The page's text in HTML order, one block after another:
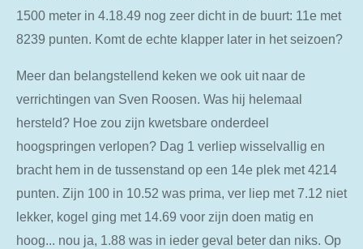
1500 meter in 4.18.49 nog zeer dicht in de buurt: 11e met
8239 punten. Komt de echte klapper later in het seizoen?
Meer dan belangstellend keken we ook uit naar de
verrichtingen van Sven Roosen. Was hij helemaal
hersteld? Hoe zou zijn kwetsbare onderdeel
hoogspringen verlopen? Dag 1 verliep wisselvallig en
bracht hem in de tussenstand op een 14e plek met 4214
punten. Zijn 100 in 10.52 was prima, ver liep met 7.12 niet
lekker, kogel ging met 14.69 voor zijn doen matig en
hoog... nou ja, 1.88 was in ieder geval beter dan niks. Op